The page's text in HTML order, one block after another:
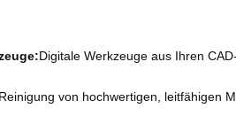
Digitale Werkzeuge aus Ihren
Reinigung von hochwertigen, leitfähigen